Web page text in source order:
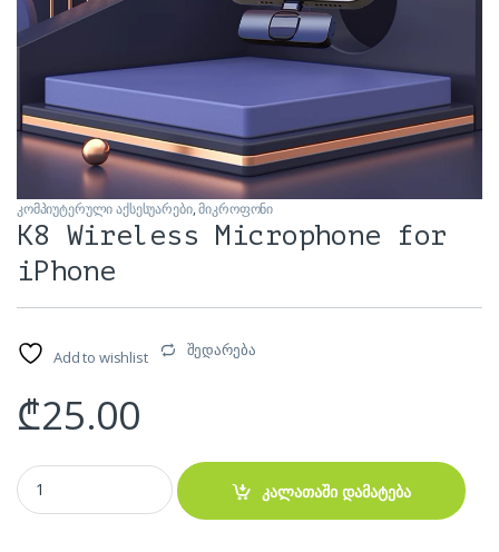
კომპიუტერული აქსესუარები,მიკროფონი
K8 Wireless Microphone for
iPhone
Add to wishlist შედარება
₾25.00
K8 Wireless Microphone for iPhone quantity
კალათაში დამატება